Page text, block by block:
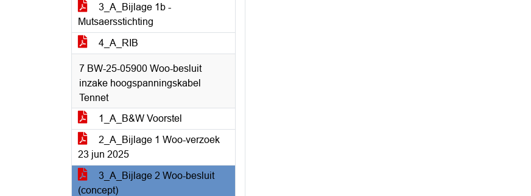
3_A_Bijlage 1b -
Mutsaersstichting
4_A_RIB
7 BW-25-05900 Woo-besluit
inzake hoogspanningskabel
Tennet
1_A_B&W Voorstel
2_A_Bijlage 1 Woo-verzoek
23 jun 2025
3_A_Bijlage 2 Woo-besluit
(concept)